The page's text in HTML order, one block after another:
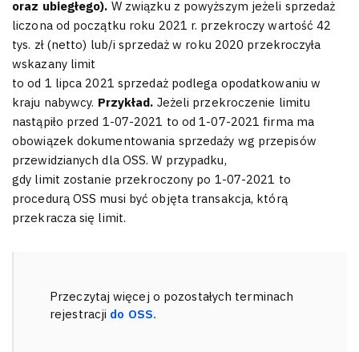
oraz ubiegłego). W związku z powyższym jeżeli sprzedaż
liczona od początku roku 2021 r. przekroczy wartość 42
tys. zł (netto) lub/i sprzedaż w roku 2020 przekroczyła
wskazany limit
to od 1 lipca 2021 sprzedaż podlega opodatkowaniu w
kraju nabywcy. Przykład. Jeżeli przekroczenie limitu
nastąpiło przed 1-07-2021 to od 1-07-2021 firma ma
obowiązek dokumentowania sprzedaży wg przepisów
przewidzianych dla OSS. W przypadku,
gdy limit zostanie przekroczony po 1-07-2021 to
procedurą OSS musi być objęta transakcja, którą
przekracza się limit.
Przeczytaj więcej o pozostałych terminach
rejestracji do OSS.